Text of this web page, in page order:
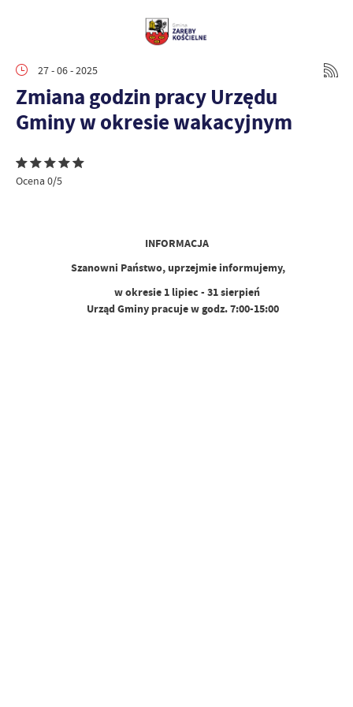
27 - 06 - 2025
Zmiana godzin pracy Urzędu
Gminy w okresie wakacyjnym
Ocena 0/5
INFORMACJA
Szanowni Państwo, uprzejmie informujemy,
w okresie 1 lipiec - 31 sierpień
Urząd Gminy pracuje w godz. 7:00-15:00